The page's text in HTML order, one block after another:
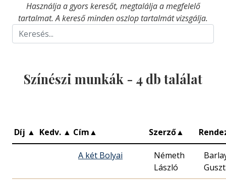
Használja a gyors keresőt, megtalálja a megfelelő
tartalmat. A kereső minden oszlop tartalmát vizsgálja.
Színészi munkák - 4 db találat
Díj ▲ Kedv. ▲ Cím▲ Szerző▲
A két Bolyai
Németh
László